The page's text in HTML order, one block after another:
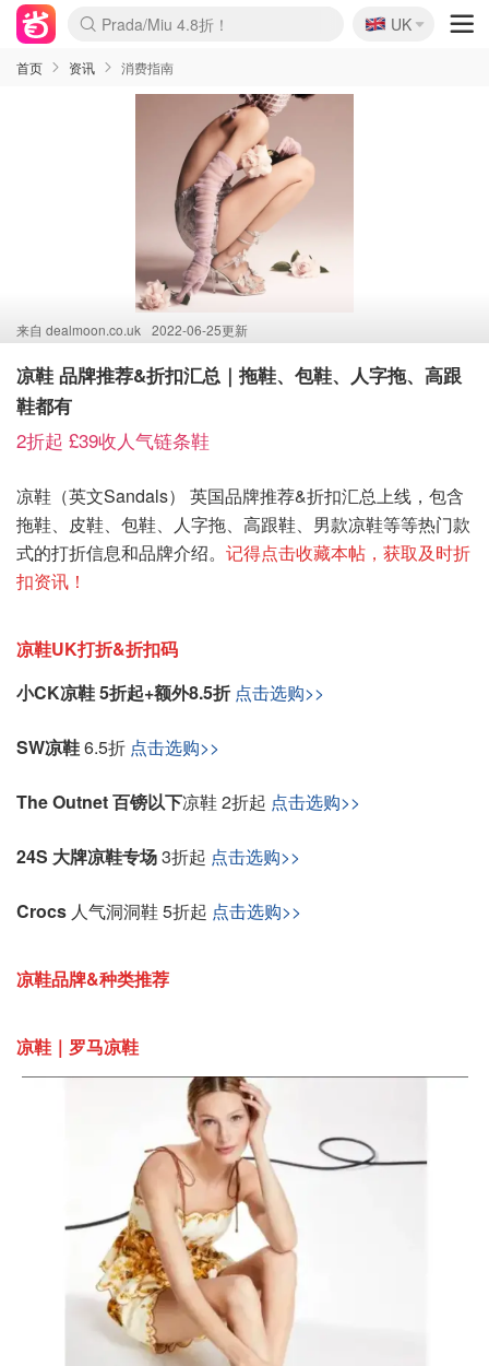
麦卢卡蜂蜜夏促！个位数！
Prada/Miu 4.8折！
啥？必胜客披萨5折！
🇬🇧
UK
首页 资讯 消费指南
来自 dealmoon.co.uk 2022-06-25更新
凉鞋 品牌推荐&折扣汇总｜拖鞋、包鞋、人字拖、高跟
鞋都有
2折起 £39收人气链条鞋
凉鞋（英文Sandals） 英国品牌推荐&折扣汇总上线，包含
拖鞋、皮鞋、包鞋、人字拖、高跟鞋、男款凉鞋等等热门款
式的打折信息和品牌介绍。 记得点击收藏本帖，获取及时折
扣资讯！
凉鞋UK打折&折扣码
小CK凉鞋 5折起+额外8.5折 点击选购>>
SW凉鞋6.5折 点击选购>>
The Outnet 百镑以下凉鞋 2折起 点击选购>>
24S 大牌凉鞋专场3折起 点击选购>>
Crocs 人气洞洞鞋 5折起 点击选购>>
凉鞋品牌&种类推荐
凉鞋｜罗马凉鞋